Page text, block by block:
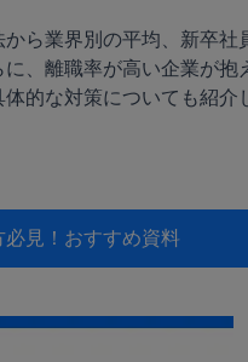
ら業界別の平均、新卒社
、離職率が高い企業が抱
的な対策についても紹介
見！ おすすめ資料